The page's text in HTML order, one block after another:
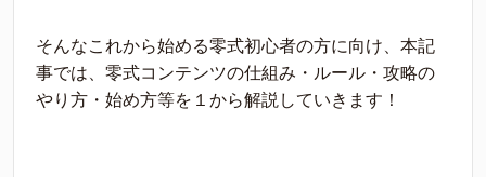
そんなこれから始める零式初心者の方に向け、本記
事では、零式コンテンツの仕組み・ルール・攻略の
やり方・始め方等を１から解説していきます！